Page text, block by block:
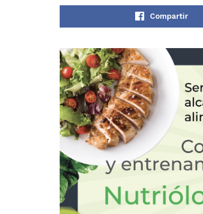
Compartir